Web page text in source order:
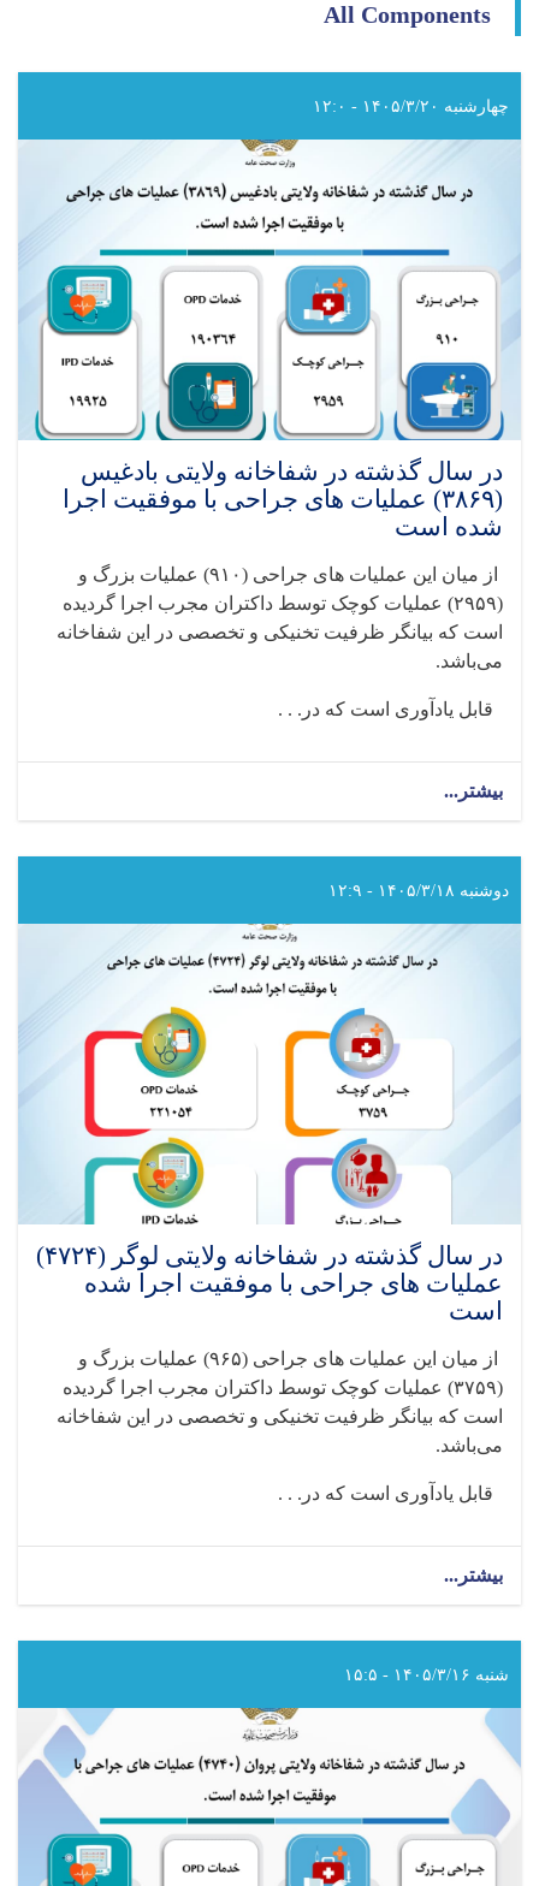
All Components
چهارشنبه ۱۴۰۵/۳/۲۰ - ۱۲:۰
در سال گذشته در شفاخانه ولایتی بادغیس
(۳۸۶۹) عملیات های جراحی با موفقیت اجرا
شده است
از میان این عملیات های جراحی‌ (۹۱۰)
عملیات بزرگ و
(۲۹۵۹)
عملیات کوچک توسط داکتران مجرب اجرا گردیده
است که بیانگر ظرفیت تخنیکی و تخصصی در این شفاخانه
می‌باشد.
قابل یادآوری است که در. . .
بیشتر...
گذشته
در
بادغیس
جراحی
موفقیت
اجرا
دوشنبه ۱۴۰۵/۳/۱۸ - ۱۲:۹
در سال گذشته در شفاخانه ولایتی لوگر (۴۷۲۴)
عملیات های جراحی با موفقیت اجرا شده
است
از میان این عملیات های جراحی‌ (۹۶۵)
عملیات بزرگ و
(۳۷۵۹)
عملیات کوچک توسط داکتران مجرب اجرا گردیده
است که بیانگر ظرفیت تخنیکی و تخصصی در این شفاخانه
می‌باشد.
قابل یادآوری است که در. . .
بیشتر...
گذشته
در
(۴۷۲۴)
های
جراحی
با
شنبه ۱۴۰۵/۳/۱۶ - ۱۵:۵